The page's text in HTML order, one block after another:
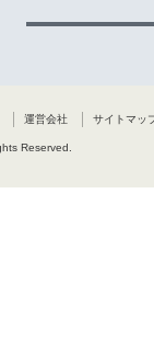
運営会社 サイトマッ
Reserved.